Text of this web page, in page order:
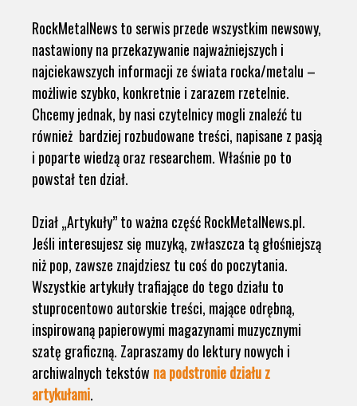
RockMetalNews to serwis przede wszystkim newsowy,
nastawiony na przekazywanie najważniejszych i
najciekawszych informacji ze świata rocka/metalu –
możliwie szybko, konkretnie i zarazem rzetelnie.
Chcemy jednak, by nasi czytelnicy mogli znaleźć tu
również bardziej rozbudowane treści, napisane z pasją
i poparte wiedzą oraz researchem. Właśnie po to
powstał ten dział.
Dział „Artykuły” to ważna część RockMetalNews.pl.
Jeśli interesujesz się muzyką, zwłaszcza tą głośniejszą
niż pop, zawsze znajdziesz tu coś do poczytania.
Wszystkie artykuły trafiające do tego działu to
stuprocentowo autorskie treści, mające odrębną,
inspirowaną papierowymi magazynami muzycznymi
szatę graficzną. Zapraszamy do lektury nowych i
archiwalnych tekstów na podstronie działu z
artykułami.